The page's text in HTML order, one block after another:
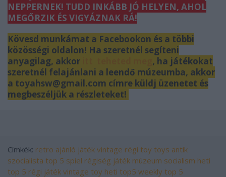
NEPPERNEK! TUDD INKÁBB JÓ HELYEN, AHOL
MEGŐRZIK ÉS VIGYÁZNAK RÁ!
Kövesd munkámat a Facebookon és a többi
közösségi oldalon! Ha szeretnél segíteni
anyagilag, akkor
, ha játékokat
szeretnél felajánlani a leendő múzeumba, akkor
a toyahsw@gmail.com címre küldj üzenetet és
megbeszéljük a részleteket!
Címkék: retro ajánló játék vintage régi toy toys antik
szocialista top 5 spiel régiség játék múzeum socialism heti
top 5 régi játék vintage toy heti top5 weekly top 5